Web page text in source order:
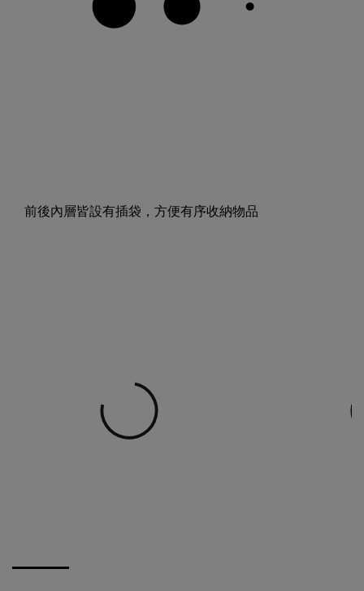
前後內層皆設有插袋，方便有序收納物品